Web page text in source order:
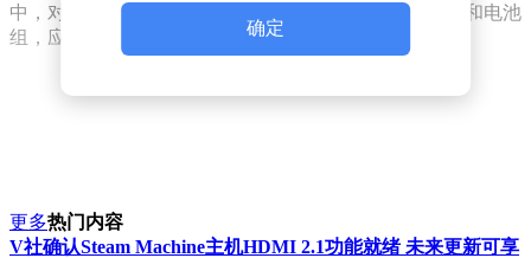
中，对于已获证的移动电源及其内部使用的锂离子电池和电池
组，应当在 2027 年 4 月 1 日前完成证书转换。
确定
更多热门内容
V社确认Steam Machine主机HDMI 2.1功能就绪 未来更新可享